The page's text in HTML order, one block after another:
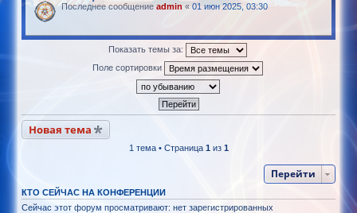
Последнее сообщениеadmin «01 июн 2025, 03:30
Показать темы за:
Поле сортировки
Новая тема
1 тема • Страница 1 из 1
Перейти
КТО СЕЙЧАС НА КОНФЕРЕНЦИИ
Сейчас этот форум просматривают: нет зарегистрированных